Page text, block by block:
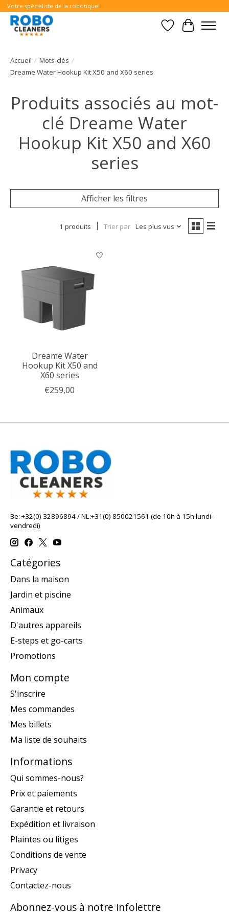
Votre spécialiste de la robotique!
Liste dePanier
Accueil / Mots-clés /
Dreame Water Hookup Kit X50 and X60 series
Produits associés au mot-
clé Dreame Water
Hookup Kit X50 and X60
series
Afficher les filtres
1 produits Trier par Les plus vus
Dreame Water
Hookup Kit X50 and
X60 series
€259,00
Be: +32(0) 32896894 / NL:+31(0) 850021561 (de 10h à 15h lundi-
vendredi)
Catégories
Dans la maison
Jardin et piscine
Animaux
D'autres appareils
E-steps et go-carts
Promotions
Mon compte
S'inscrire
Mes commandes
Mes billets
Ma liste de souhaits
Informations
Qui sommes-nous?
Prix et paiements
Garantie et retours
Expédition et livraison
Plaintes ou litiges
Conditions de vente
Privacy
Contactez-nous
Abonnez-vous à notre infolettre